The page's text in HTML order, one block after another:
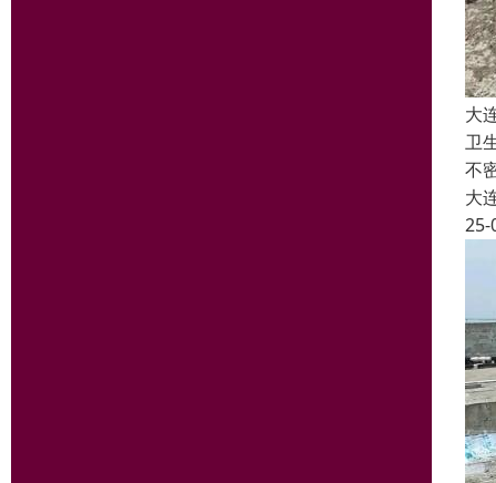
大
卫
不
大
25-